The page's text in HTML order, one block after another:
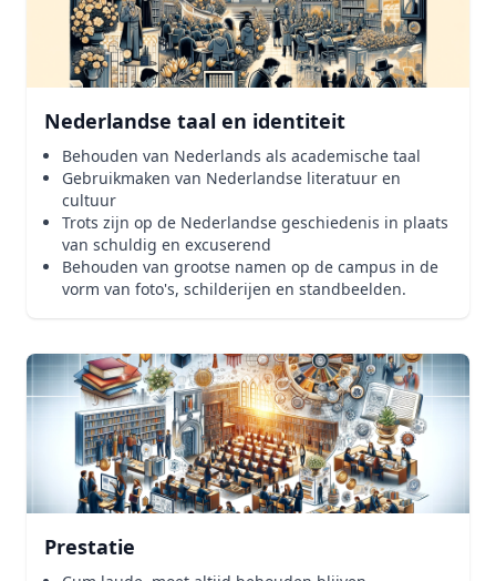
Nederlandse taal en identiteit
Behouden van Nederlands als academische taal
Gebruikmaken van Nederlandse literatuur en
cultuur
Trots zijn op de Nederlandse geschiedenis in plaats
van schuldig en excuserend
Behouden van grootse namen op de campus in de
vorm van foto's, schilderijen en standbeelden.
Prestatie